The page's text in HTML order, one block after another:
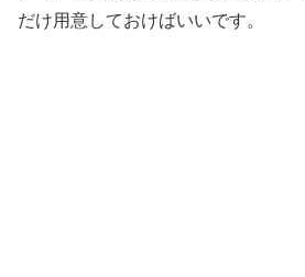
だけ用意しておけばいいです。